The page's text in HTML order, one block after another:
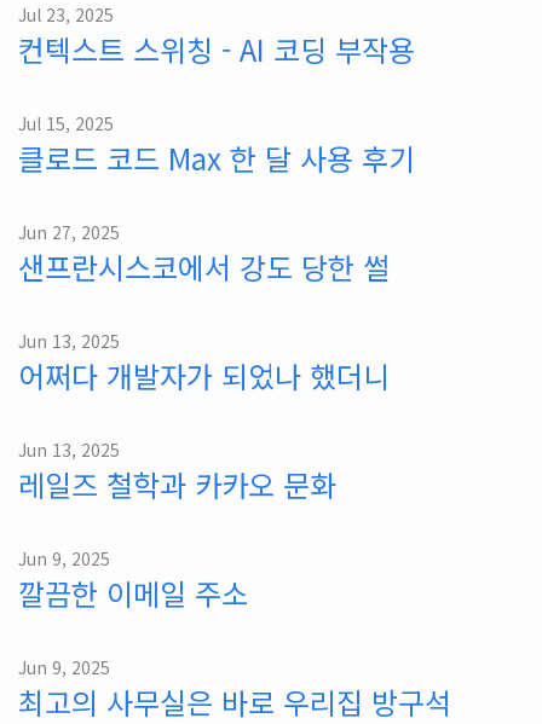
Jul 23, 2025
컨텍스트 스위칭 - AI 코딩 부작용
Jul 15, 2025
클로드 코드 Max 한 달 사용 후기
Jun 27, 2025
샌프란시스코에서 강도 당한 썰
Jun 13, 2025
어쩌다 개발자가 되었나 했더니
Jun 13, 2025
레일즈 철학과 카카오 문화
Jun 9, 2025
깔끔한 이메일 주소
Jun 9, 2025
최고의 사무실은 바로 우리집 방구석